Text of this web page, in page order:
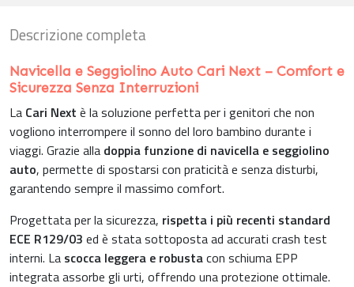
Descrizione completa
Navicella e Seggiolino Auto Cari Next – Comfort e
Sicurezza Senza Interruzioni
La Cari Next è la soluzione perfetta per i genitori che non
vogliono interrompere il sonno del loro bambino durante i
viaggi. Grazie alla doppia funzione di navicella e seggiolino
auto, permette di spostarsi con praticità e senza disturbi,
garantendo sempre il massimo comfort.
Progettata per la sicurezza, rispetta i più recenti standard
ECE R129/03 ed è stata sottoposta ad accurati crash test
interni. La scocca leggera e robustacon schiuma EPP
integrata assorbe gli urti, offrendo una protezione ottimale.